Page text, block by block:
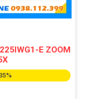
E ZOOM